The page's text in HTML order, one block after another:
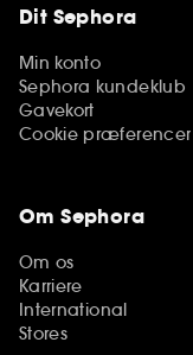
Dit Sephora
Min konto
Sephora kundeklub
Gavekort
Cookie præferencer
Om Sephora
Om os
Karriere
International
Stores